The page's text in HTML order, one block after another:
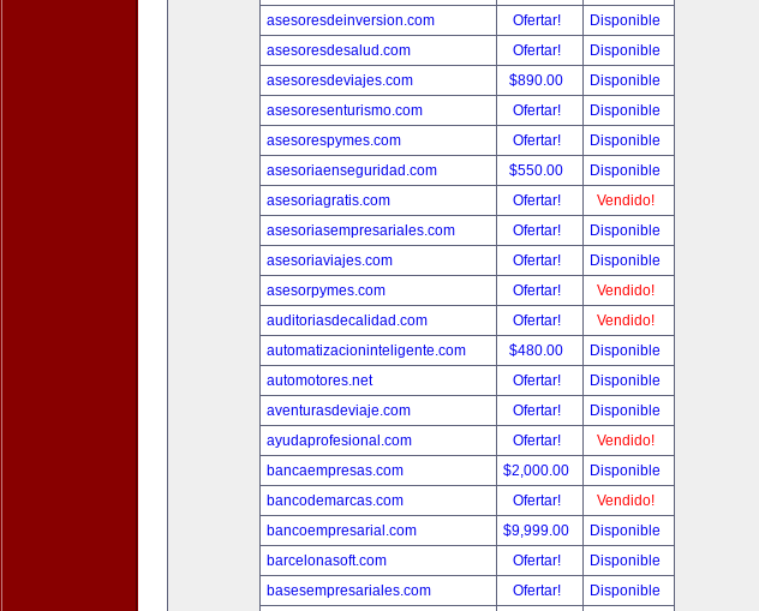
asesoresdeinversion.com
Ofertar!
Disponible
asesoresdesalud.com
Ofertar!
Disponible
asesoresdeviajes.com
$890.00
Disponible
asesoresenturismo.com
Ofertar!
Disponible
asesorespymes.com
Ofertar!
Disponible
asesoriaenseguridad.com
$550.00
Disponible
asesoriagratis.com
Ofertar!
Vendido!
asesoriasempresariales.com
Ofertar!
Disponible
asesoriaviajes.com
Ofertar!
Disponible
asesorpymes.com
Ofertar!
Vendido!
auditoriasdecalidad.com
Ofertar!
Vendido!
automatizacioninteligente.com
$480.00
Disponible
automotores.net
Ofertar!
Disponible
aventurasdeviaje.com
Ofertar!
Disponible
ayudaprofesional.com
Ofertar!
Vendido!
bancaempresas.com
$2,000.00
Disponible
bancodemarcas.com
Ofertar!
Vendido!
bancoempresarial.com
$9,999.00
Disponible
barcelonasoft.com
Ofertar!
Disponible
basesempresariales.com
Ofertar!
Disponible